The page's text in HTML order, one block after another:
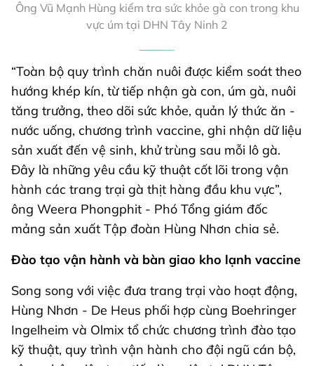
Ông Vũ Mạnh Hùng kiểm tra sức khỏe gà con trong khu
vực úm tại DHN Tây Ninh 2
“Toàn bộ quy trình chăn nuôi được kiểm soát theo
hướng khép kín, từ tiếp nhận gà con, úm gà, nuôi
tăng trưởng, theo dõi sức khỏe, quản lý thức ăn -
nước uống, chương trình vaccine, ghi nhận dữ liệu
sản xuất đến vệ sinh, khử trùng sau mỗi lô gà.
Đây là những yêu cầu kỹ thuật cốt lõi trong vận
hành các trang trại gà thịt hàng đầu khu vực”,
ông Weera Phongphit - Phó Tổng giám đốc
mảng sản xuất Tập đoàn Hùng Nhơn chia sẻ.
Đào tạo vận hành và bàn giao kho lạnh vaccine
Song song với việc đưa trang trại vào hoạt động,
Hùng Nhơn - De Heus phối hợp cùng Boehringer
Ingelheim và Olmix tổ chức chương trình đào tạo
kỹ thuật, quy trình vận hành cho đội ngũ cán bộ,